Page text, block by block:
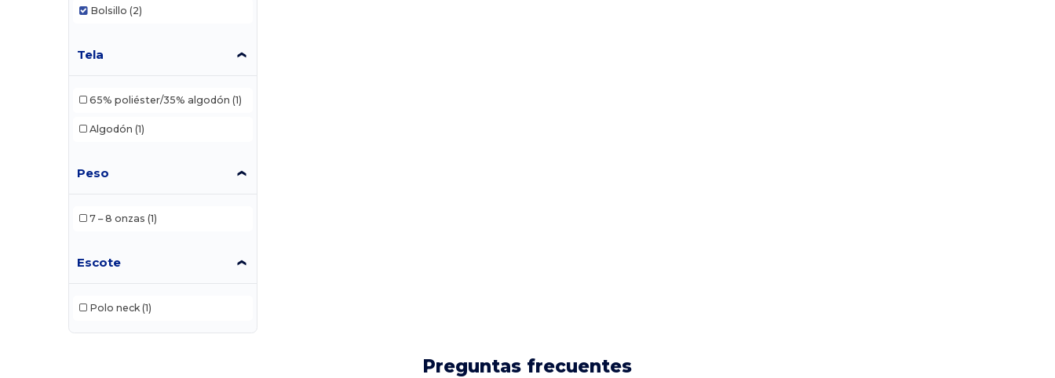
Bolsillo (2)
Tela
65% poliéster/35% algodón (1)
Algodón (1)
Peso
7 – 8 onzas (1)
Escote
Polo neck (1)
Preguntas frecuentes